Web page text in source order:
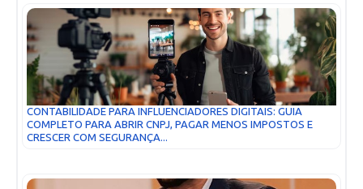
CONTABILIDADE PARA INFLUENCIADORES DIGITAIS: GUIA
COMPLETO PARA ABRIR CNPJ, PAGAR MENOS IMPOSTOS E
CRESCER COM SEGURANÇA...